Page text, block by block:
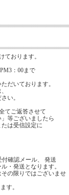
ております。
：00まで
だいております。
い。
てご返答させて
等ございましたら
は受信設定に
確認メール、 発送
・発送となります。
の限りではございませ
す。